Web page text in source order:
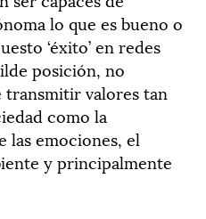
lo que es bueno o
‘éxito’ en redes
posición, no
valores tan
como la
las emociones, el
y principalmente